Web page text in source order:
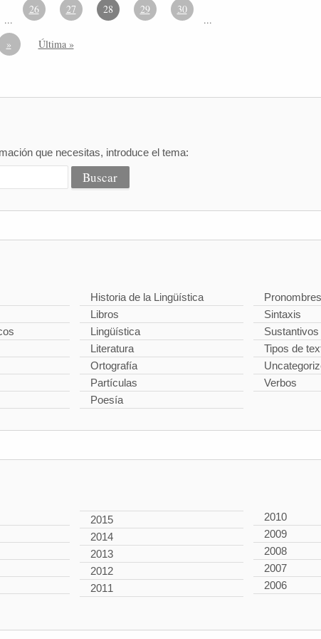
...
26 27 28 29 30
...
» Última »
que necesitas, introduce el tema:
Historia de la Lingüística
Libros
Lingüística
Literatura
Ortografía
Partículas
Poesía
Pronombres
Sintaxis
Sustantivos
Tipos de
Verbos
2015
2014
2013
2012
2011
2010
2009
2008
2007
2006